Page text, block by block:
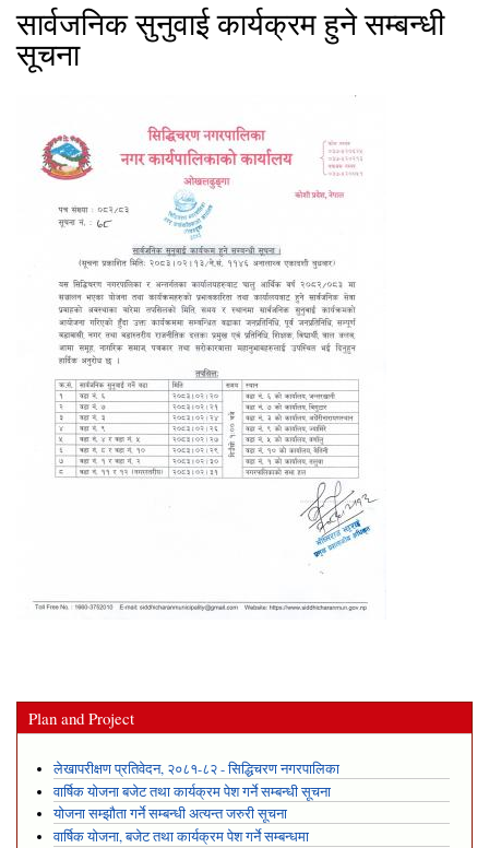
सार्वजनिक सुनुवाई कार्यक्रम हुने सम्बन्धी
सूचना
Plan and Project
लेखापरीक्षण प्रतिवेदन, २०८१-८२ - सिद्धिचरण नगरपालिका
वार्षिक योजना बजेट तथा कार्यक्रम पेश गर्ने सम्बन्धी सूचना
योजना सम्झौता गर्ने सम्बन्धी अत्यन्त जरुरी सूचना
वार्षिक योजना, बजेट तथा कार्यक्रम पेश गर्ने सम्बन्धमा